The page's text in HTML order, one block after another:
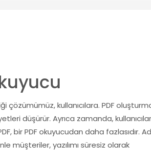
kullanıcılara. PDF
düşürür. Ayrıca zamanda,
bir PDF okuyucudan daha fazlasıdır.
müşteriler, yazılımı süresiz olarak